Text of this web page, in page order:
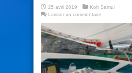
25 avril 2019
Koh Samui
Laisser un commentaire